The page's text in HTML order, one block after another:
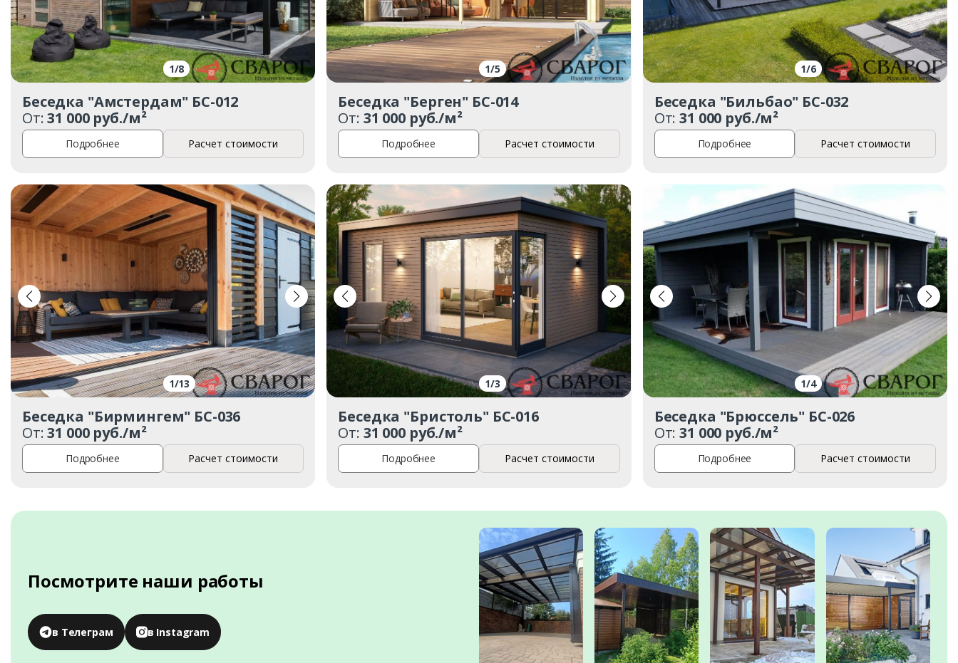
Посмотрите наши работы
в Телеграм в Instagram
1/8
Беседка "Амстердам" БС-012
От:31 000 руб./м²
Подробнее Расчет стоимости
1/5
Беседка "Берген" БС-014
От: 31 000 руб./м²
Подробнее Расчет стоимости
1/6
Беседка "Бильбао" БС-032
От:31 000 руб./м²
Подробнее Расчет стоимости
1/13
Беседка "Бирмингем" БС-036
От:31 000 руб./м²
Подробнее Расчет стоимости
1/3
Беседка "Бристоль" БС-016
От: 31 000 руб./м²
Подробнее Расчет стоимости
1/4
Беседка "Брюссель" БС-026
От:31 000 руб./м²
Подробнее Расчет стоимости